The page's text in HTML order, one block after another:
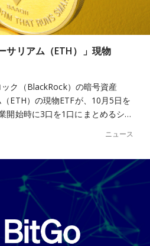
サリアム（ETH）」現物
ク（BlackRock）の暗号資産
（ETH）の現物ETFが、10月5日を
開始時に3口を1口にまとめるシ…
ニュース